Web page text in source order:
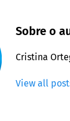
Sobre o
Cristina
View all